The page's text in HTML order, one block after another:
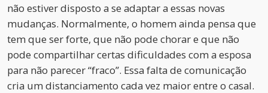
não estiver disposto a se adaptar a essas novas
mudanças. Normalmente, o homem ainda pensa que
tem que ser forte, que não pode chorar e que não
pode compartilhar certas dificuldades com a esposa
para não parecer “fraco”. Essa falta de comunicação
cria um distanciamento cada vez maior entre o casal.